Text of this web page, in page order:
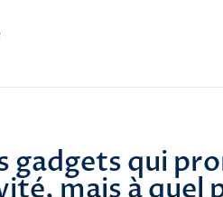
gadgets qui
mais à quel